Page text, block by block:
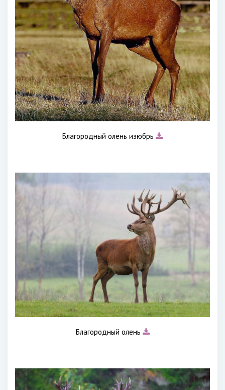
Благородный олень изюбрь
Благородный олень